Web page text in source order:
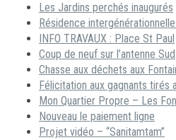
Les Jardins perchés inaugurés
Résidence
INFO TRAVAUX : Place St Paul
Coup de neuf sur l’antenne Sud
Chasse aux déchets aux
Félicitation aux gagnants tirés
Mon Quartier Propre – Les
Nouveau le paiement ligne
Projet vidéo – “Sanitamtam”